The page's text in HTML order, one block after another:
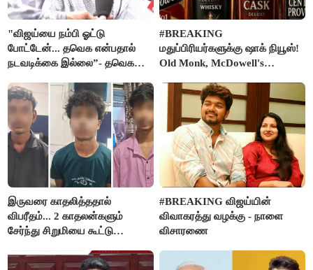
"விஜய்யை நம்பி ஓட்டு
போட்டேன்... தவெக என்பதால்
நடவடிக்கை இல்லை”- தவெக
கதறல்
#BREAKING
மதுப்பிரியர்களுக்கு ஷாக் நியூஸ்!
Old Monk, McDowell's
FSSAI தடை
இருவரை காதலித்ததால்
விபரீதம்... 2 காதலன்களும்
சேர்ந்து சிறுமியை கூட்டு
செய்த கொடூரம்
#BREAKING விஜய்யின்
விவாகரத்து வழக்கு - நாளை
விசாரணை